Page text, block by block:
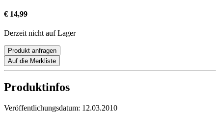
€ 14,99
Derzeit nicht auf Lager
Produkt anfragen
Auf die Merkliste
Produktinfos
Veröffentlichungsdatum: 12.03.2010